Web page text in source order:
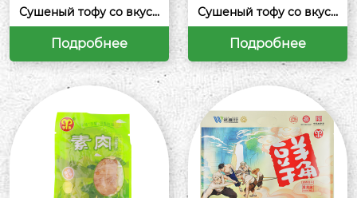
Сушеный тофу со вкусо
м грибов-Пять специй
Подробнее
Сушеный тофу со вкусо
м грибов-Говяжий буль
он
Подробнее